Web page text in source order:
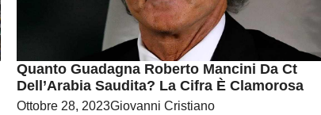
Quanto Guadagna Roberto Mancini Da Ct
Dell’Arabia Saudita? La Cifra È Clamorosa
Ottobre 28, 2023Giovanni Cristiano